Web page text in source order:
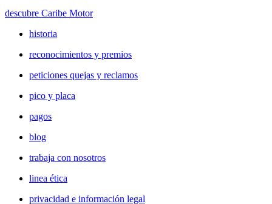
descubre Caribe Motor
historia
reconocimientos y premios
peticiones quejas y reclamos
pico y placa
pagos
blog
trabaja con nosotros
linea ética
privacidad e información legal